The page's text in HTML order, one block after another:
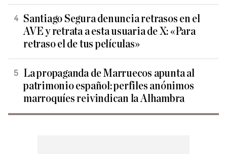
Santiago Segura denuncia retrasos en el
AVE y retrata a esta usuaria de X: «Para
retraso el de tus películas»
La propaganda de Marruecos apunta al
patrimonio español: perfiles anónimos
marroquíes reivindican la Alhambra